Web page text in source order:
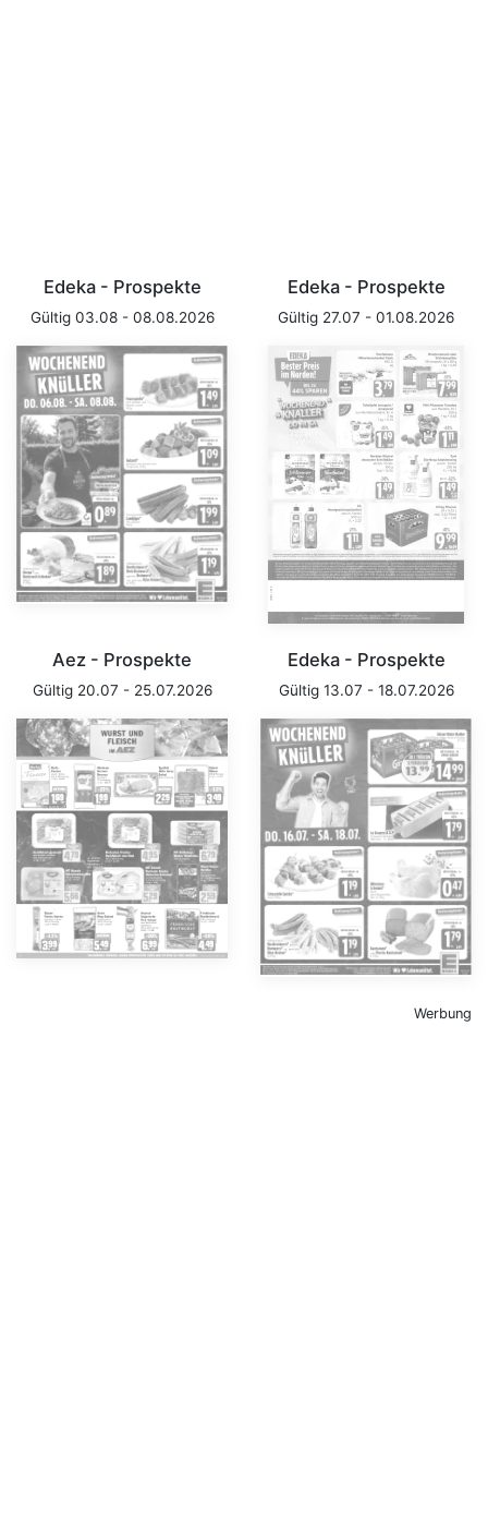
Edeka - Prospekte
Gültig 03.08 - 08.08.2026
Edeka - Prospekte
Gültig 27.07 - 01.08.2026
Aez - Prospekte
Gültig 20.07 - 25.07.2026
Edeka - Prospekte
Gültig 13.07 - 18.07.2026
Werbung